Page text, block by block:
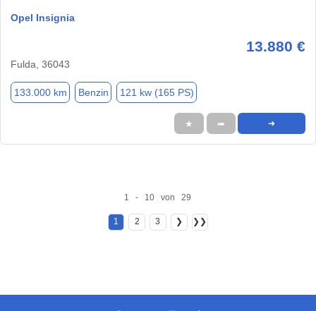
Opel Insignia
13.880 €
Fulda, 36043
133.000 km Benzin 121 kw (165 PS)
★ ➦ ➜
1 - 10 von 29
1 2 3 ❯ ❯❯